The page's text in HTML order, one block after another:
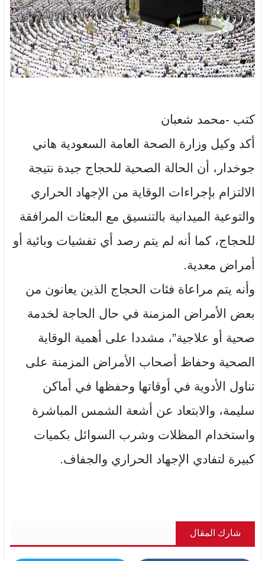
كتب -محمد شعبان
أكد وكيل وزارة الصحة العامة السعودية هاني
جوخدار، أن الحالة الصحية للحجاج جيدة نتيجة
الالتزام بإجراءات الوقاية من الإجهاد الحراري
والتوعية الميدانية بالتنسيق مع البعثات المرافقة
للحجاج، كما أنه لم يتم رصد أي تفشيات وبائية أو
أمراض معدية.
وأنه يتم مراعاة فئات الحجاج الذين يعانون من
بعض الأمراض المزمنة في حال الحاجة لخدمة
صحية أو علاجية”، مشددا على أهمية الوقاية
الصحية وحفاظ أصحاب الأمراض المزمنة على
تناول الأدوية في أوقاتها وحفظها في أماكن
سليمة، والابتعاد عن أشعة الشمس المباشرة
واستخدام المظلات وشرب السوائل بكميات
كبيرة لتفادي الإجهاد الحراري والجفاف.
شارك المقال